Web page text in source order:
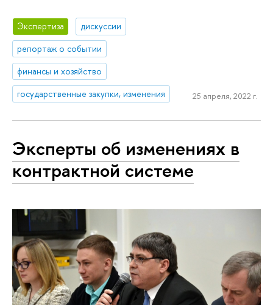
Экспертиза
дискуссии
репортаж о событии
финансы и хозяйство
государственные закупки, изменения
25 апреля, 2022 г.
Эксперты об изменениях в
контрактной системе